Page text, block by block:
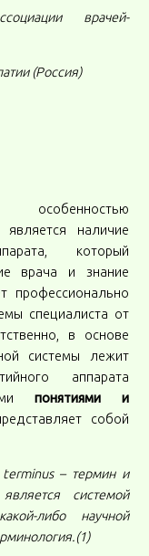
врачей-
(Россия)
особенностью
наличие
который
врача и знание
профессионально
специалиста от
в основе
системы лежит
аппарата
понятиями и
собой
terminus – термин и
системой
либо научной